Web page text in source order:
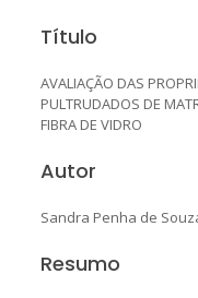
Título
AVALIAÇÃO DAS
PULTRUDADOS DE
FIBRA DE VIDRO
Autor
Sandra Penha de
Resumo